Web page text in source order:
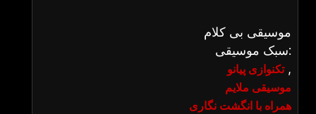
موسیقی بی کلام
سبک موسیقی:
تکنوازی پیانو,
موسیقی ملایم
همراه با انگشت نگاری